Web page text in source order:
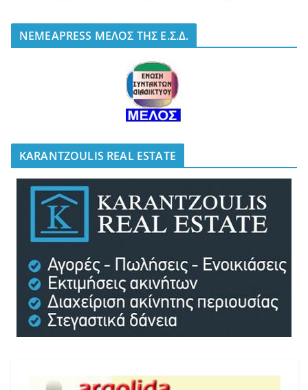
NEMEAPRESS ΜΕΛΟΣ ΤΗΣ Ε.Σ.Δ.
KARANTZOULIS REAL ESTATE